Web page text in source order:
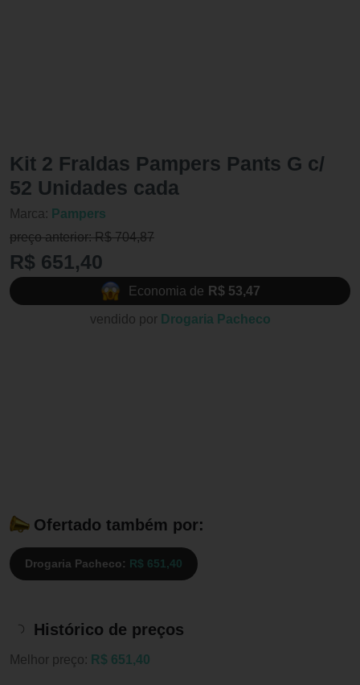
Kit 2 Fraldas Pampers Pants G c/
52 Unidades cada
Marca: Pampers
preço anterior: R$ 704,87
R$ 651,40
Economia de R$ 53,47
vendido por Drogaria Pacheco
Ofertado também por:
Drogaria Pacheco: R$ 651,40
Histórico de preços
Melhor preço: R$ 651,40